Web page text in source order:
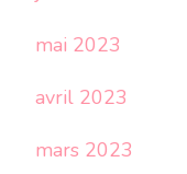
mai 2023
avril 2023
mars 2023